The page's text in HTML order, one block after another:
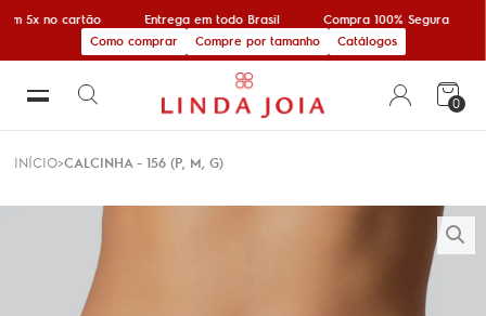
5x no cartão Entrega em todo Brasil
Compra 100% Segura
Como comprar
Compre por tamanho Catálogos
0
INÍCIO CALCINHA - 156 (P, M, G)